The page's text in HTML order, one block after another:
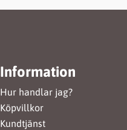
Information
Hur handlar jag?
Köpvillkor
Kundtjänst